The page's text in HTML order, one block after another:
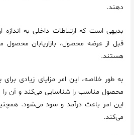
دهند.
بدیهی است که ارتباطات داخلی به اندازه
قبل از عرضه محصول، بازاریابان محصول
هستند.
به طور خلاصه، این امر مزایای زیادی
محصول مناسب را شناسایی می‌کند و آن
این امر باعث درآمد و سود می‌شود.
می‌کند.